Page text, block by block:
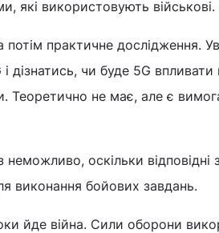
які використовують військові.
практичне дослідження.
дізнатись, чи буде 5G
Теоретично не має, але є
оскільки відповідні
виконання бойових завдань.
йде війна. Сили оборони